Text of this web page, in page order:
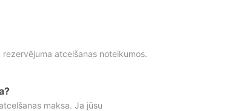
atcelšanas noteikumos.
maksa. Ja jūsu